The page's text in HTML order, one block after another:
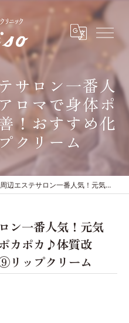
サロン一番人
ロマで身体ポ
！おすすめ化
クリーム
ン一番人気！元気に全身アロマで身体ポカポカ♪体質改善！おすすめ化粧品⑨リップクリーム
ン一番人気！元気
カポカ♪体質改
リップクリーム